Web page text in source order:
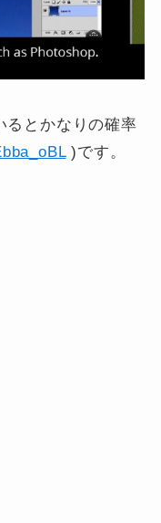
るとかなりの確率
)です。